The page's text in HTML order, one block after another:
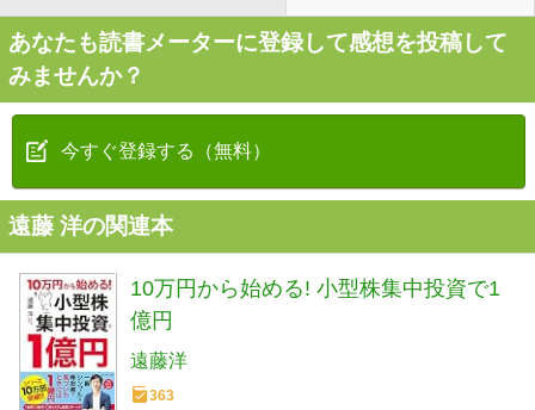
あなたも読書メーターに登録して感想を投稿して
みませんか？
今すぐ登録する（無料）
遠藤 洋の関連本
10万円から始める! 小型株集中投資で1
億円
遠藤洋
363